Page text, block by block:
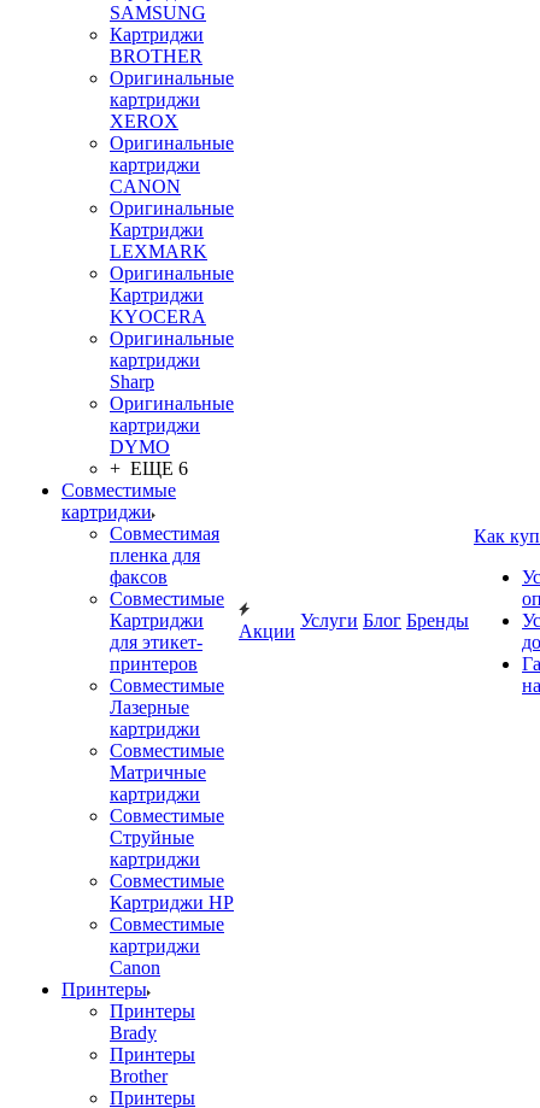
SAMSUNG
Картриджи
BROTHER
Оригинальные
картриджи
XEROX
Оригинальные
картриджи
CANON
Оригинальные
Картриджи
LEXMARK
Оригинальные
Картриджи
KYOCERA
Оригинальные
картриджи
Sharp
Оригинальные
картриджи
DYMO
+ ЕЩЕ 6
Совместимые
картриджи
Совместимая
пленка для
факсов
Совместимые
Картриджи
для этикет-
принтеров
Совместимые
Лазерные
картриджи
Совместимые
Матричные
картриджи
Совместимые
Струйные
картриджи
Совместимые
Картриджи HP
Совместимые
картриджи
Canon
Принтеры
Принтеры
Brady
Принтеры
Brother
Принтеры
Акции
Услуги Блог Бренды
Как